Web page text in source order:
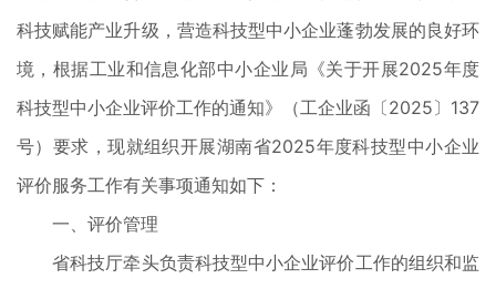
科技赋能产业升级，营造科技型中小企业蓬勃发展的良好环
境，根据工业和信息化部中小企业局《关于开展2025年度
科技型中小企业评价工作的通知》（工企业函〔2025〕137
号）要求，现就组织开展湖南省2025年度科技型中小企业
评价服务工作有关事项通知如下：
一、评价管理
省科技厅牵头负责科技型中小企业评价工作的组织和监